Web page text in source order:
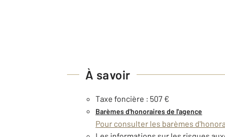
À savoir
Taxe foncière : 507 €
Barèmes d'honoraires de l'agence
Pour consulter les barèmes